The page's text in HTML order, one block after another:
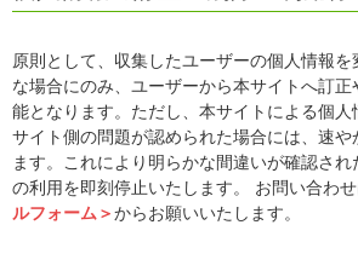
原則として、収集したユーザーの個人情報を
な場合にのみ、ユーザーから本サイトへ訂
能となります。ただし、本サイトによる個
サイト側の問題が認められた場合には、速や
ます。これにより明らかな間違いが確認さ
の利用を即刻停止いたします。 お問い合わ
ルフォーム＞からお願いいたします。